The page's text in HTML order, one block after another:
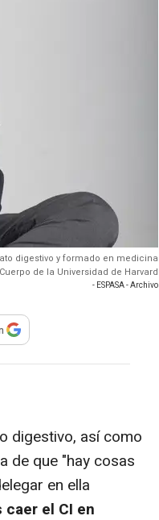
digestivo y formado en medicina
de la Universidad de Harvard
- ESPASA - Archivo
digestivo, así como
de que "hay cosas
en ella
el CI en